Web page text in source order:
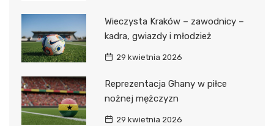
Wieczysta Kraków – zawodnicy –
kadra, gwiazdy i młodzież
29 kwietnia 2026
Reprezentacja Ghany w piłce
nożnej mężczyzn
29 kwietnia 2026